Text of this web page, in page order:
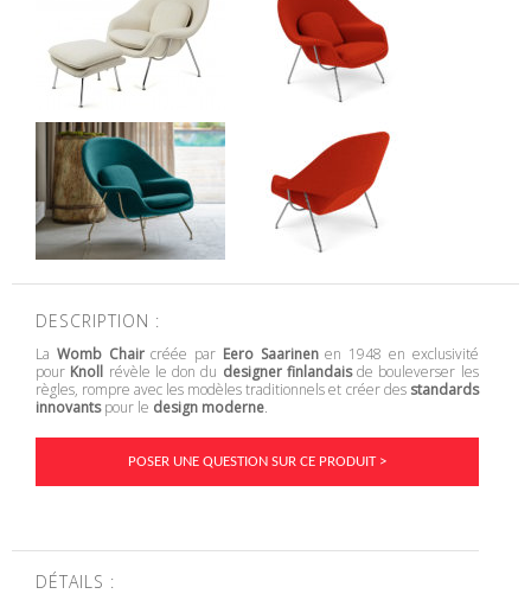
DESCRIPTION :
La Womb Chaircréée par Eero Saarinenen 1948 en exclusivité
pour Knoll révèle le don du designer finlandaisde bouleverser les
règles, rompre avec les modèles traditionnels et créer des standards
innovantspour le design moderne.
POSER UNE QUESTION SUR CE PRODUIT >
DÉTAILS :